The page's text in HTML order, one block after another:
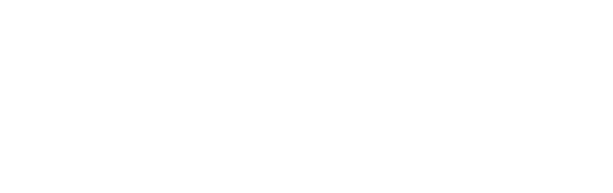
k dispozici lehátka a slunečníky (případně za poplatek).
oblast, slunečná terasa, sauna, solárium, whirlpool a masáže případně za poplatek. Hlídání dětí: babysitting (za poplatek).
služby jsou závislé na ročním období a na místních klimatických podmínkách. Jazyky: angličtina a španělština.
minibarem (případně za poplatek), internetem (zdarma), sejfem (případně za poplatek) a kabel. TV a také individuálně regulovatelnou